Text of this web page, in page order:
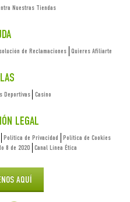
Nuestras Tiendas
de Reclamaciones Quieres Afiliarte
Deportivas Casino
LEGAL
Política de Privacidad
Política de Cookies
8 de 2020 Canal Línea Ética
AQUÍ